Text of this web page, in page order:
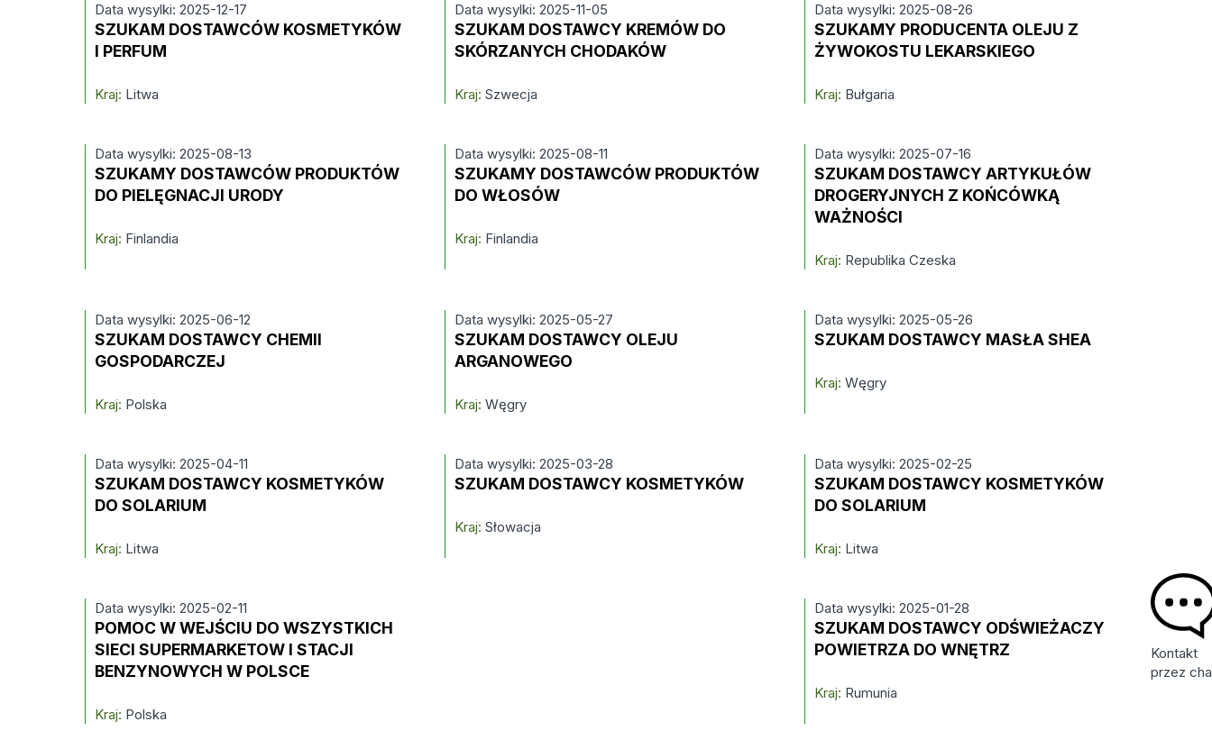
Data wysylki: 2025-12-17
SZUKAM DOSTAWCÓW KOSMETYKÓW
I PERFUM
Kraj: Litwa
Data wysylki: 2025-11-05
SZUKAM DOSTAWCY KREMÓW DO
SKÓRZANYCH CHODAKÓW
Kraj: Szwecja
Data wysylki: 2025-08-26
SZUKAMY PRODUCENTA OLEJU Z
ŻYWOKOSTU LEKARSKIEGO
Kraj: Bułgaria
Data wysylki: 2025-08-13
SZUKAMY DOSTAWCÓW PRODUKTÓW
DO PIELĘGNACJI URODY
Kraj: Finlandia
Data wysylki: 2025-08-11
SZUKAMY DOSTAWCÓW PRODUKTÓW
DO WŁOSÓW
Kraj: Finlandia
Data wysylki: 2025-07-16
SZUKAM DOSTAWCY ARTYKUŁÓW
DROGERYJNYCH Z KOŃCÓWKĄ
WAŻNOŚCI
Kraj: Republika Czeska
Data wysylki: 2025-06-12
SZUKAM DOSTAWCY CHEMII
GOSPODARCZEJ
Kraj: Polska
Data wysylki: 2025-05-27
SZUKAM DOSTAWCY OLEJU
ARGANOWEGO
Kraj: Węgry
Data wysylki: 2025-05-26
SZUKAM DOSTAWCY MASŁA SHEA
Kraj: Węgry
Data wysylki: 2025-04-11
SZUKAM DOSTAWCY KOSMETYKÓW
DO SOLARIUM
Kraj: Litwa
Data wysylki: 2025-03-28
SZUKAM DOSTAWCY KOSMETYKÓW
Kraj: Słowacja
Data wysylki: 2025-02-25
SZUKAM DOSTAWCY KOSMETYKÓW
DO SOLARIUM
Kraj: Litwa
Data wysylki: 2025-02-11
POMOC W WEJŚCIU DO WSZYSTKICH
SIECI SUPERMARKETOW I STACJI
BENZYNOWYCH W POLSCE
Kraj: Polska
Data wysylki: 2025-01-28
SZUKAM DOSTAWCY ODŚWIEŻACZY
POWIETRZA DO WNĘTRZ
Kraj: Rumunia
Kontakt
przez